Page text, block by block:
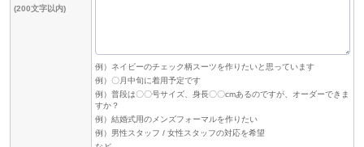
(200文字以内)
例）ネイビーのチェック柄スーツを作りたいと思っています
例）〇月中旬に着用予定です
例）普段は〇〇号サイズ、身長〇〇cmあるのですが、オーダーできま
すか？
例）結婚式用のメンズフォーマルを作りたい
例）男性スタッフ / 女性スタッフの対応を希望